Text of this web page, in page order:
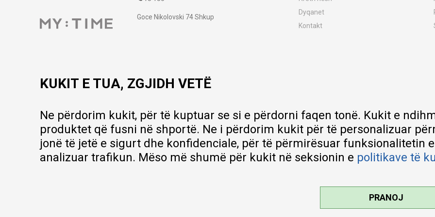
Goce Nikolovski 74 Shkup
Dyqanet
Kontakt
Lista e çmimeve
KUKIT E TUA, ZGJIDH VETË
Ne përdorim kukit, për të kuptuar se si e përdorni faqen tonë. Kukit e
produktet që fusni në shportë. Ne i përdorim kukit për të personalizuar
jonë të jetë e sigurt dhe konfidenciale, për të përmirësuar funksionalitetin
analizuar trafikun. Mëso më shumë për kukit në seksionin e politikave të
PRANOJ